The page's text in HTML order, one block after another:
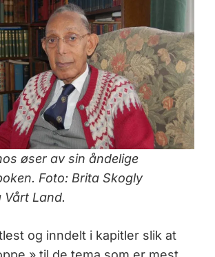
øser av sin åndelige
Foto: Brita Skogly
Land.
og inndelt i kapitler slik at